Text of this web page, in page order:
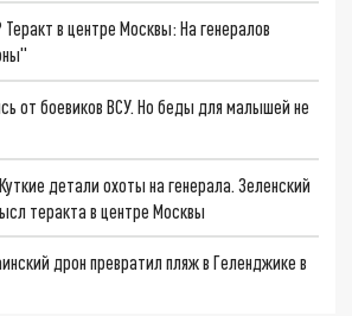
в центре Москвы: На генералов
от боевиков ВСУ. Но беды для малышей не
детали охоты на генерала. Зеленский
теракта в центре Москвы
дрон превратил пляж в Геленджике в